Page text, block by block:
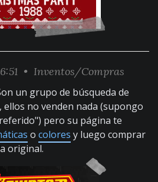
• Inventos/Compras
un grupo de búsqueda de
ellos no venden nada (supongo
pero su página te
o colores y luego comprar
original.